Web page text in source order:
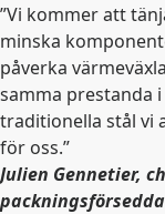
”Vi kommer att
minska
påverka
samma prestanda
traditionella stål vi
för oss.”
Julien Gennetier,